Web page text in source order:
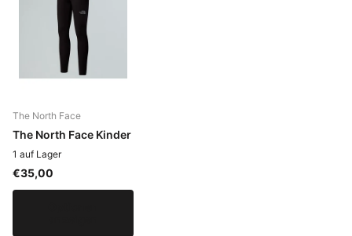
The North Face
The North Face Kinder
1 auf Lager
€35,00